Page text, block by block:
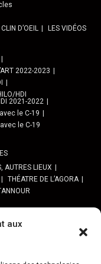
aux
D’OEIL LES VIDÉOS
2022-2023
HDI
2021-2022
le C-19
le C-19
AUTRES LIEUX
THÉATRE DE L’AGORA
2025